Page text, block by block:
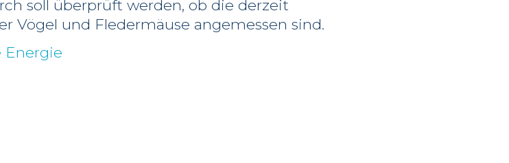
soll überprüft werden, ob die derzeit
Vögel und Fledermäuse angemessen sind.
Energie